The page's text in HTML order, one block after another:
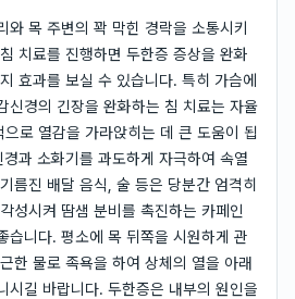
와 목 주변의 꽉 막힌 경락을 소통시키
치료를 진행하면 두한증 증상을 완화
효과를 보실 수 있습니다. 특히 가슴에
신경의 긴장을 완화하는 침 치료는 자율
로 열감을 가라앉히는 데 큰 도움이 됩
과 소화기를 과도하게 자극하여 속열
름진 배달 음식, 술 등은 당분간 엄격히
성시켜 땀샘 분비를 촉진하는 카페인
습니다. 평소에 목 뒤쪽을 시원하게 관
한 물로 족욕을 하여 상체의 열을 아래
시길 바랍니다. 두한증은 내부의 원인을